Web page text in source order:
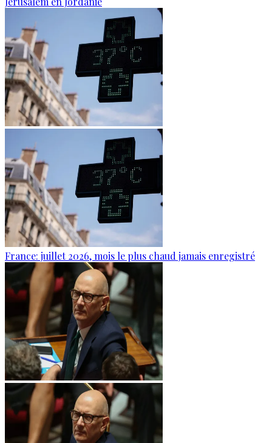
France: juillet 2026, mois le plus chaud jamais enregistré